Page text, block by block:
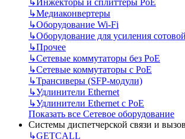
↳Инжекторы и сплиттеры РоЕ
↳Медиаконвертеры
↳Оборудование Wi-Fi
↳Оборудование для усиления
↳Прочее
↳Сетевые коммутаторы без РоЕ
↳Сетевые коммутаторы с РоЕ
↳Трансиверы (SFP-модули)
↳Удлинители Ethernet
↳Удлинители Ethernet с PoE
Показать все Сетевое оборудование
Системы диспетчерской связи и
↳GETCALL